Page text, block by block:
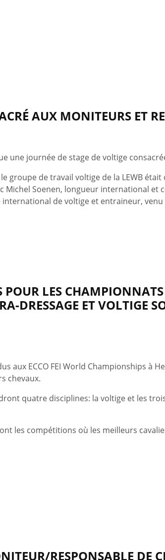
AUX MONITEURS ET
une journée de stage de voltige
groupe de travail voltige de la LEWB
Michel Soenen, longueur international
international de voltige et entraineur,
POUR LES
DRESSAGE ET VOLTIGE
aux ECCO FEI World Championships à
chevaux.
quatre disciplines: la voltige et les
les compétitions où les meilleurs
RESPONSABLE DE